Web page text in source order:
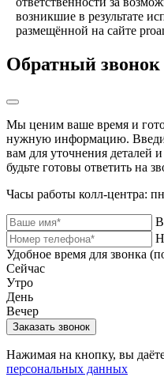
возникшие в результате
размещённой на сайте
Обратный звонок
Мы ценим ваше время и
нужную информацию.
вам для уточнения деталей
будьте готовы ответить на
Часы работы колл-центра:
Удобное время для звонка
Сейчас
Утро
День
Вечер
Нажимая на кнопку, вы
персональных данных